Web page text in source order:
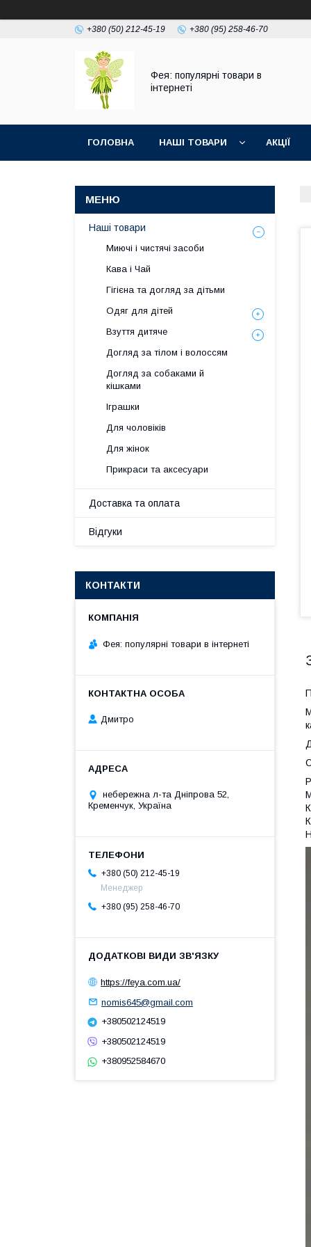
+380 (50) 212-45-19 +380 (95) 258-46-70
Фея: популярні товари в
інтернеті
ГОЛОВНА НАШІ ТОВАРИ АКЦІЇ
Наші товари
Миючі і чистячі засоби
Кава і Чай
Гігієна та догляд за дітьми
Одяг для дітей
Взуття дитяче
Догляд за тілом і волоссям
Догляд за собаками й
кішками
Іграшки
Для чоловіків
Для жінок
Прикраси та аксесуари
Доставка та оплата
Відгуки
КОНТАКТИ
Фея: популярні товари в інтернеті
Дмитро
небережна л-та Дніпрова 52,
Кременчук, Україна
+380 (50) 212-45-19
Менеджер
+380 (95) 258-46-70
https://feya.com.ua/
nomis645@gmail.com
+380502124519
+380502124519
+380952584670